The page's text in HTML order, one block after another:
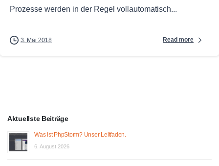
Prozesse werden in der Regel vollautomatisch...
3. Mai 2018 Read more
Aktuellste Beiträge
Was ist PhpStorm? Unser Leitfaden.
6. August 2026